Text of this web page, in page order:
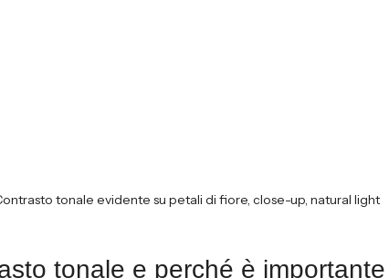
tonale evidente su petali di fiore, close-up, natural light
tonale e perché è importante